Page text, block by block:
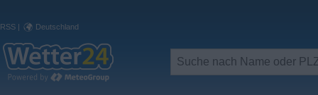
RSS | Deutschland